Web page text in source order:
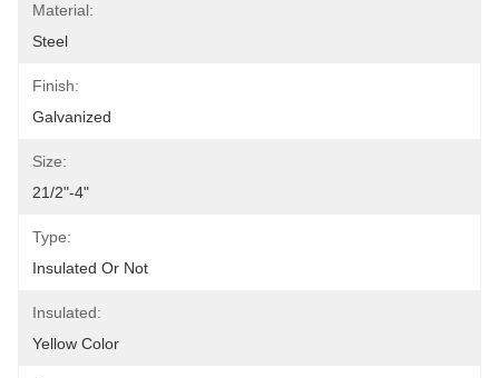
Material:
Steel
Finish:
Galvanized
Size:
21/2"-4"
Type:
Insulated Or Not
Insulated:
Yellow Color